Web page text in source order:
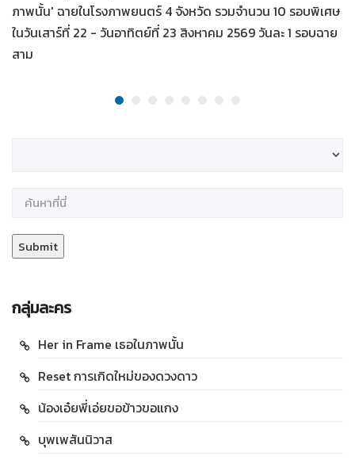
ภาพนั้น' ฉายในโรงภาพยนตร์ 4 จังหวัด รวมจำนวน 10 รอบพิเศษ
ในวันเสาร์ที่ 22 - วันอาทิตย์ที่ 23 สิงหาคม 2569 วันละ 1 รอบฉาย
สาม
กลุ่มละคร
Her in Frame เธอในภาพนั้น
Reset การเกิดใหม่ของดวงดาว
น้องเอ๋ยพี่เอ่ยขอข้าวขอแกง
บุพเพสันนิวาส